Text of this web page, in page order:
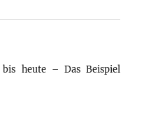
heute – Das Beispiel